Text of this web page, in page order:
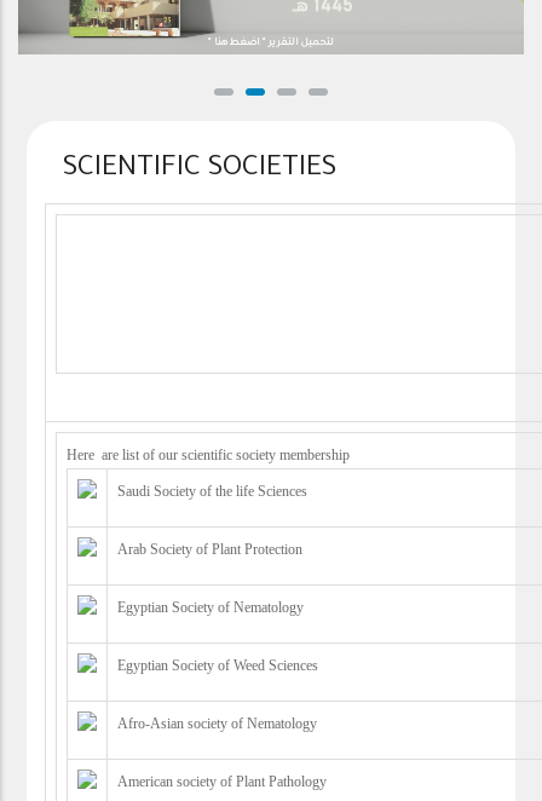
لتحميل التقرير " اضغط هنا "
SCIENTIFIC SOCIETIES
Here are list of our scientific society membership
Saudi Society of the life Sciences
Arab Society of Plant Protection
Egyptian Society of Nematology
Egyptian Society of Weed Sciences
Afro-Asian society of Nematology
American society of Plant Pathology